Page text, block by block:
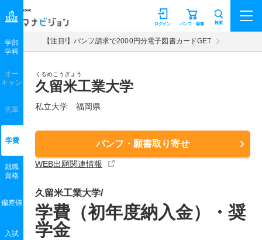
マナビジョン パンフ・願書
ログイン 検索
【注目!】パンフ請求で2000円分電子図書カードGET
くるめこうぎょう
久留米工業大学
私立大学 福岡県
パンフ・願書取り寄せ
WEB出願関連情報
学部
学科
オー
キャン
先輩
学費
就職
資格
偏差値
入試
久留米工業大学/
学費（初年度納入金）・奨
学金